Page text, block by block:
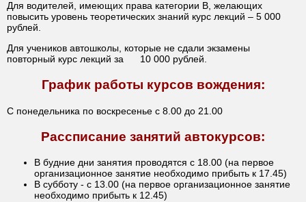
Для водителей, имеющих права категории В, желающих
повысить уровень теоретических знаний курс лекций – 5 000
рублей.
Для учеников автошколы, которые не сдали экзамены
повторный курс лекций за 10 000 рублей.
График работы курсов вождения:
С понедельника по воскресенье с 8.00 до 21.00
Рассписание занятий автокурсов:
В будние дни занятия проводятся с 18.00 (на первое
организационное занятие необходимо прибыть к 17.45)
В субботу - с 13.00 (на первое организационное занятие
необходимо прибыть к 12.45)